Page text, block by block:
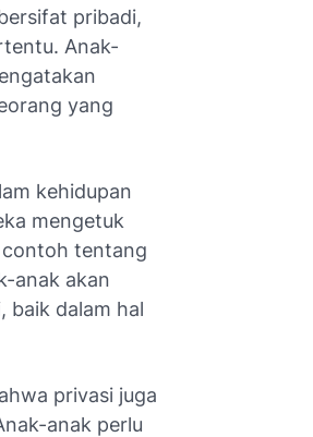
pribadi,
Anak-
yang
kehidupan
mengetuk
contoh tentang
anak akan
baik dalam hal
privasi juga
anak perlu